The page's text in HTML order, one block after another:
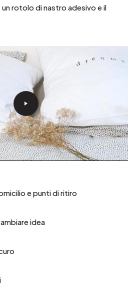
rotolo di nastro adesivo e il
e punti di ritiro
idea